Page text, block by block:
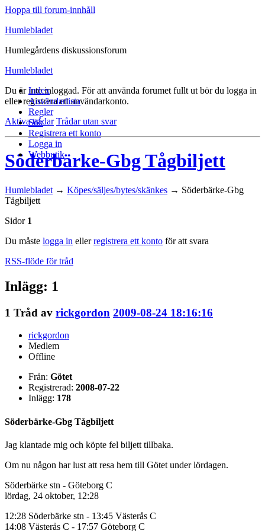
Hoppa till forum-innhåll
Humlebladet
Humlegårdens diskussionsforum
Humlebladet
Index
Användarlista
Regler
Sök
Registrera ett konto
Logga in
Webbutik
Du är inte inloggad. För att använda forumet fullt ut bör du logga in
eller registrera ett användarkonto.
Aktiva trådar Trådar utan svar
Söderbärke-Gbg Tågbiljett
Humlebladet → Köpes/säljes/bytes/skänkes → Söderbärke-Gbg
Tågbiljett
Sidor 1
Du måste logga in ellerregistrera ett konto för att svara
RSS-flöde för tråd
Inlägg: 1
1 Tråd av rickgordon 2009-08-24 18:16:16
rickgordon
Medlem
Offline
Från: Götet
Registrerad: 2008-07-22
Inlägg: 178
Söderbärke-Gbg Tågbiljett
Jag klantade mig och köpte fel biljett tillbaka.
Om nu någon har lust att resa hem till Götet under lördagen.
Söderbärke stn - Göteborg C
lördag, 24 oktober, 12:28
12:28 Söderbärke stn - 13:45 Västerås C
14:08 Västerås C - 17:57 Göteborg C